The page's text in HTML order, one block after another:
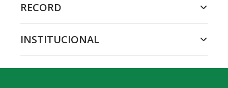
RECORD
INSTITUCIONAL